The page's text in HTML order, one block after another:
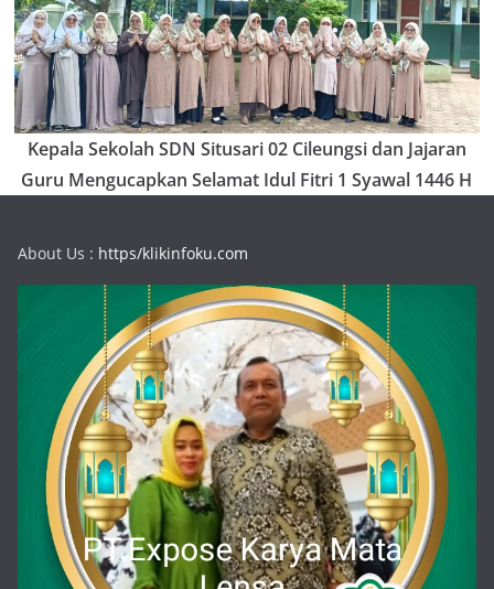
Kepala Sekolah SDN Situsari 02 Cileungsi dan Jajaran
Guru Mengucapkan Selamat Idul Fitri 1 Syawal 1446 H
About Us : https/klikinfoku.com